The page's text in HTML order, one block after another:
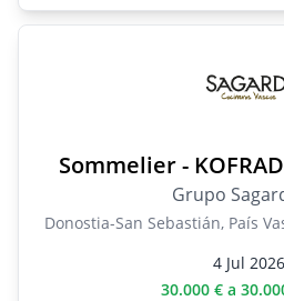
Sommelier -
Grupo
Donostia-San Sebastián, País
4 Jul 2026
30.000 € a